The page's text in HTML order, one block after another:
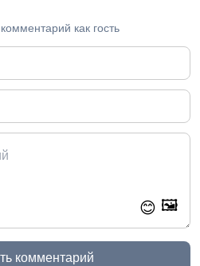
как гость
😊 🖼️
комментарий